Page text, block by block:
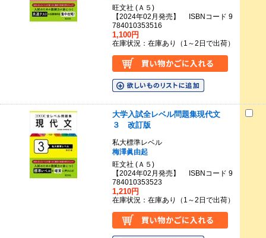
旺文社 (Ａ５)
【2024年02月発売】 ISBNコード 9
784010353516
1,100円
在庫状況：在庫あり（1～2日で出荷）
大学入試全レベル問題集現代文
３ 改訂版
私大標準レベル
梅澤眞由起
旺文社 (Ａ５)
【2024年02月発売】 ISBNコード 9
784010353523
1,210円
在庫状況：在庫あり（1～2日で出荷）